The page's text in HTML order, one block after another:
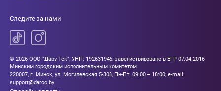
Следите за нами
© 2026 ООО "Дару Тек", УНП: 192631946, зарегистрировано в ЕГР 07.04.2016
Минским городским исполнительным комитетом
220007, г. Минск, ул. Могилевская 5-308, Пн-Пт: 09:00 – 18:00; e-mail:
support@daroo.by